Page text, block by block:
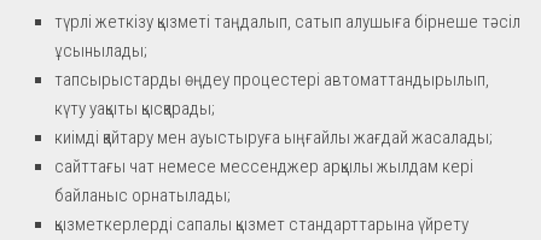
түрлі жеткізу қызметі таңдалып, сатып алушыға бірнеше тәсіл
ұсынылады;
тапсырыстарды өңдеу процестері автоматтандырылып,
күту уақыты қысқарады;
киімді қайтару мен ауыстыруға ыңғайлы жағдай жасалады;
сайттағы чат немесе мессенджер арқылы жылдам кері
байланыс орнатылады;
қызметкерлерді сапалы қызмет стандарттарына үйрету